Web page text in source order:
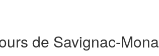
de Savignac-Mona